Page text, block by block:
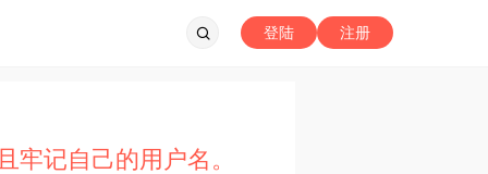
注册
登陆
记自己的用户名。